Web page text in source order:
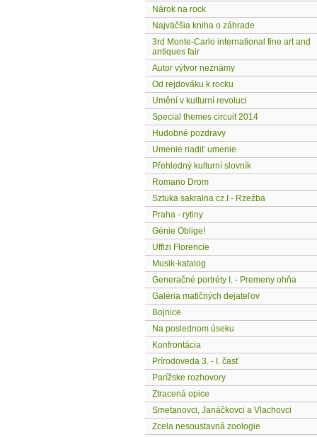
Nárok na rock
Najväčšia kniha o záhrade
3rd Monte-Carlo international fine art and
antiques fair
Autor výtvor neznámy
Od rejdováku k rocku
Umění v kulturní revoluci
Special themes circuit 2014
Hudobné pozdravy
Umenie riadiť umenie
Přehledný kulturní slovník
Romano Drom
Sztuka sakralna cz.I - Rzeźba
Praha - rytiny
Génie Oblige!
Uffizi Florencie
Musik-katalog
Generačné portréty I. - Premeny ohňa
Galéria matičných dejateľov
Bojnice
Na poslednom úseku
Konfrontácia
Prírodoveda 3. - I. časť
Parížske rozhovory
Ztracená opice
Smetanovci, Janáčkovci a Vlachovci
Zcela nesoustavná zoologie